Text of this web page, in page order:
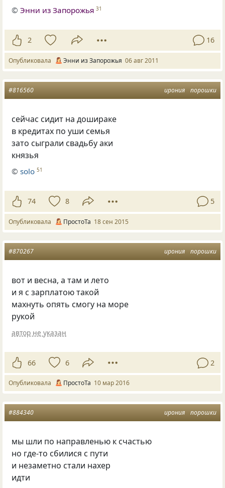
©Энни из Запорожья 31
2 16
Опубликовала Энни из Запорожья 06 авг 2011
ирония порошки
#816560
сейчас сидит на дошираке
в кредитах по уши семья
зато сыграли свадьбу аки
князья
©solo 51
74 8 5
Опубликовала ПростоТа 18 сен 2015
ирония порошки
#870267
вот и весна, а там и лето
и я с зарплатою такой
махнуть опять смогу на море
рукой
автор не указан
66 6 2
Опубликовала ПростоТа 10 мар 2016
ирония порошки
#884340
мы шли по направленью к счастью
но где-то сбилися с пути
и незаметно стали нахер
идти